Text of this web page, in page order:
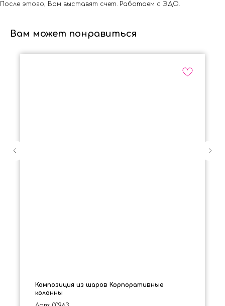
После этого, Вам выставят счет. Работаем с ЭДО.
Вам может понравиться
Композиция из шаров Корпоративные
колонны